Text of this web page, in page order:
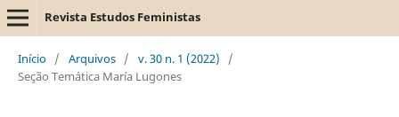
Revista Estudos Feministas
Início / Arquivos / v. 30 n. 1 (2022)
/
Seção Temática María Lugones